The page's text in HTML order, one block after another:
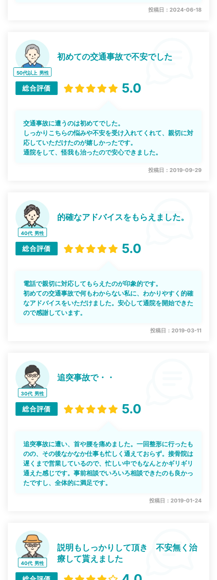
投稿日：2024-06-18
50代以上 男性
初めての交通事故で不安でした
総合評価 5.0
交通事故に遭うのは初めてでした。
しっかりこちらの悩みや不安を受け入れてくれて、親切に対
応していただけたのが嬉しかったです。
通院をして、怪我も治ったので安心できました。
投稿日：2019-09-29
40代 男性
的確なアドバイスをもらえました。
総合評価 5.0
電話で親切に対応してもらえたのが印象的です。
初めての交通事故で何もわからない私に、わかりやすく的確
なアドバイスをいただけました。安心して通院を開始できた
ので感謝しています。
投稿日：2019-03-11
30代 男性
追突事故で・・
総合評価 5.0
追突事故に遭い、首や腰を痛めました。一回整形に行ったも
のの、その後なかなか仕事も忙しく通えておらず。接骨院は
遅くまで営業しているので、忙しい中でもなんとかギリギリ
通えた感じです。事前相談でいろいろ相談できたのも良かっ
たですし、全体的に満足です。
投稿日：2019-01-24
40代 男性
説明もしっかりして頂き 不安無く治
療して貰えました